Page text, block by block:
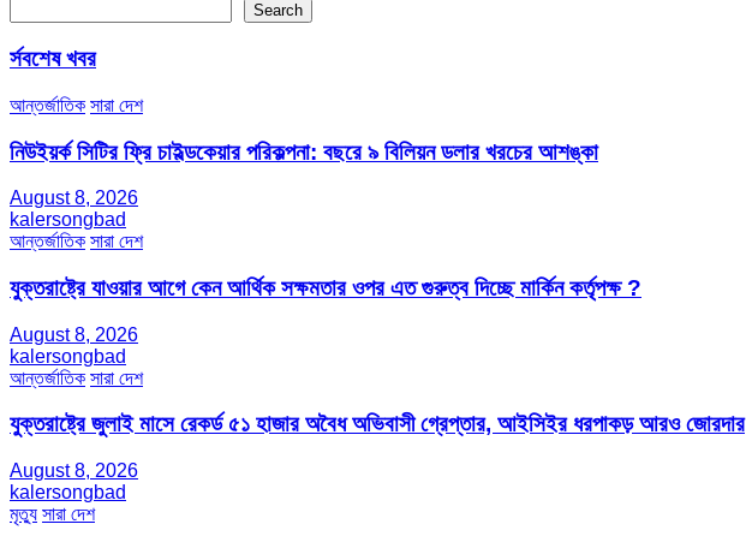
Search
র্সবশেষ খবর
আন্তর্জাতিক সারা দেশ
নিউইয়র্ক সিটির ফ্রি চাইল্ডকেয়ার পরিকল্পনা: বছরে ৯ বিলিয়ন ডলার খরচের আশঙ্কা
August 8, 2026
kalersongbad
আন্তর্জাতিক সারা দেশ
যুক্তরাষ্ট্রে যাওয়ার আগে কেন আর্থিক সক্ষমতার ওপর এত গুরুত্ব দিচ্ছে মার্কিন কর্তৃপক্ষ ?
August 8, 2026
kalersongbad
আন্তর্জাতিক সারা দেশ
যুক্তরাষ্ট্রে জুলাই মাসে রেকর্ড ৫১ হাজার অবৈধ অভিবাসী গ্রেপ্তার, আইসিইর ধরপাকড় আরও জোরদার
August 8, 2026
kalersongbad
মৃত্যু সারা দেশ